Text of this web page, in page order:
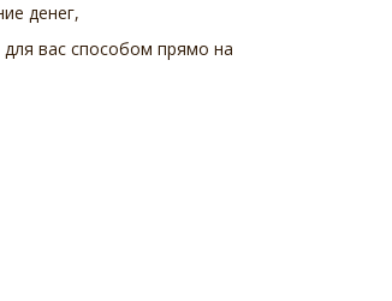
денег,
вас способом прямо на